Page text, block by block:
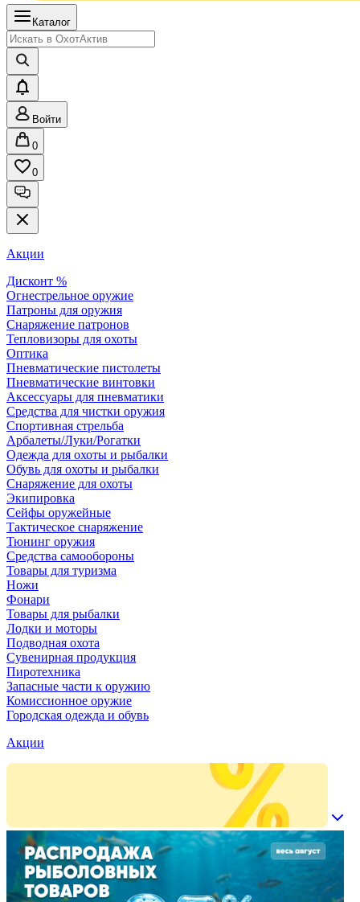
Каталог
Войти
0
0
Акции
Дисконт %
Огнестрельное оружие
Патроны для оружия
Снаряжение патронов
Тепловизоры для охоты
Оптика
Пневматические пистолеты
Пневматические винтовки
Аксессуары для пневматики
Средства для чистки оружия
Спортивная стрельба
Арбалеты/Луки/Рогатки
Одежда для охоты и рыбалки
Обувь для охоты и рыбалки
Снаряжение для охоты
Экипировка
Сейфы оружейные
Тактическое снаряжение
Тюнинг оружия
Средства самообороны
Товары для туризма
Ножи
Фонари
Товары для рыбалки
Лодки и моторы
Подводная охота
Сувенирная продукция
Пиротехника
Запасные части к оружию
Комиссионное оружие
Городская одежда и обувь
Акции